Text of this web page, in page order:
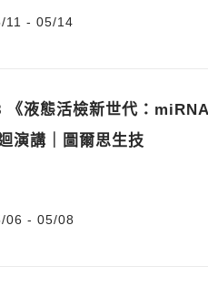
11 - 05/14
《液態活檢新世代：
演講｜圖爾思生技
06 - 05/08